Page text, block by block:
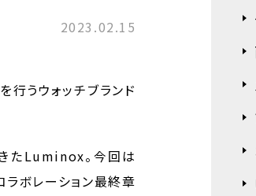
2023.02.15
うウォッチブランド
たLuminox。今回は
ラボレーション最終章